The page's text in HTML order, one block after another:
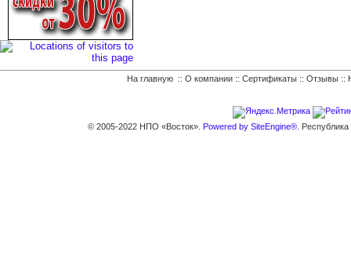
На главную :: О компании :: Сертификаты :: Отзывы ::
© 2005-2022 НПО «Восток». Powered by SiteEngine®.